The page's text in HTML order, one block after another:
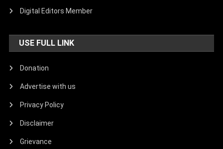
Digital Editors Member
USE FULL LINK
Donation
Advertise with us
Privacy Policy
Disclaimer
Grievance